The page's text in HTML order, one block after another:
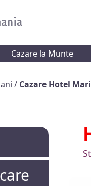
Cazare la Munte
/ Cazare Hotel